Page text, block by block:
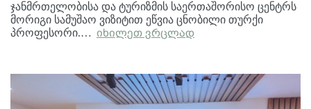
ჯანმრთელობისა და ტურიზმის საერთაშორისო ცენტრს
მორიგი სამუშაო ვიზიტით ეწვია ცნობილი თურქი
პროფესორი.… იხილეთ ვრცლად